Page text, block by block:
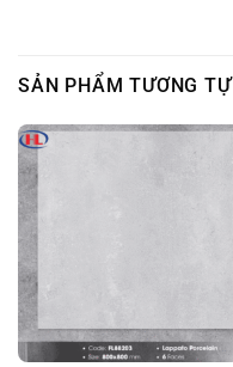
SẢN PHẨM TƯƠNG TỰ